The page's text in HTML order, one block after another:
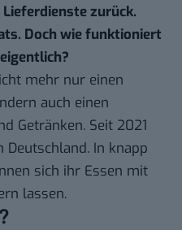
zurück.
Doch wie funktioniert
mehr nur einen
auch einen
Getränken. Seit 2021
Deutschland. In knapp
sich ihr Essen mit
lassen.